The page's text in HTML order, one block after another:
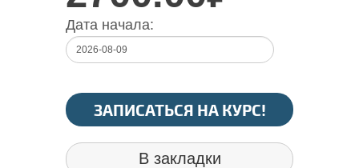
Дата начала:
ЗАПИСАТЬСЯ НА КУРС!
В закладки